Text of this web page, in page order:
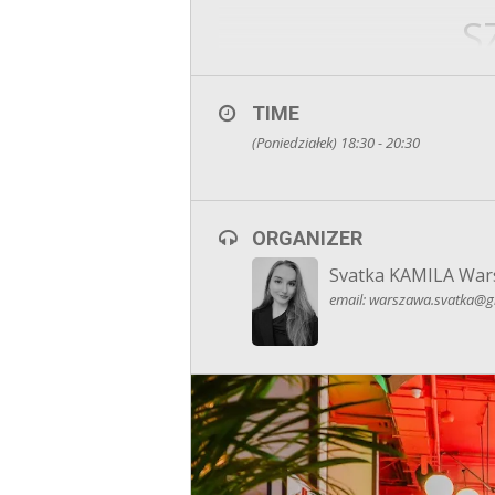
Czym jest speed dating/szybkie
dyskutować – wszystko, byleby
wszystkimi uczestnikami,
TIME
(Poniedziałek) 18:30 - 20:30
ORGANIZER
Svatka KAMILA
email: